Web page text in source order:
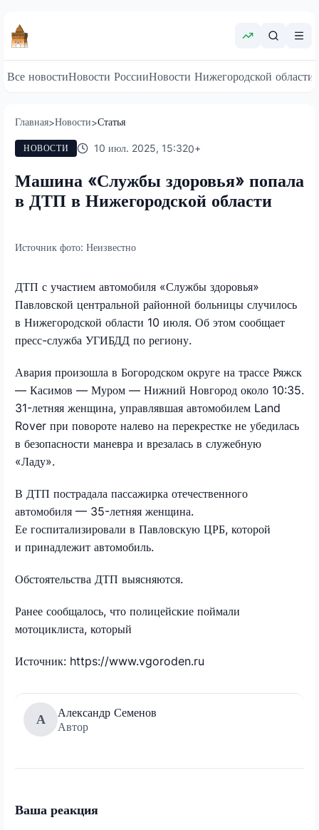
Все новостиНовости РоссииНовости Нижегородской области
Главная>Новости>Статья
НОВОСТИ 10 июл. 2025, 15:320+
Машина «Службы здоровья» попала
в ДТП в Нижегородской области
Источник фото: Неизвестно
ДТП с участием автомобиля «Службы здоровья»
Павловской центральной районной больницы случилось
в Нижегородской области 10 июля. Об этом сообщает
пресс-служба УГИБДД по региону.
Авария произошла в Богородском округе на трассе Ряжск
— Касимов — Муром — Нижний Новгород около 10:35.
31-летняя женщина, управлявшая автомобилем Land
Rover при повороте налево на перекрестке не убедилась
в безопасности маневра и врезалась в служебную
«Ладу».
В ДТП пострадала пассажирка отечественного
автомобиля — 35-летняя женщина.
Ее госпитализировали в Павловскую ЦРБ, которой
и принадлежит автомобиль.
Обстоятельства ДТП выясняются.
Ранее сообщалось, что полицейские поймали
мотоциклиста, который
Источник: https://www.vgoroden.ru
А
Александр Семенов
Автор
Ваша реакция